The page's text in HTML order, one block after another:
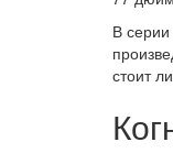
В
стоит